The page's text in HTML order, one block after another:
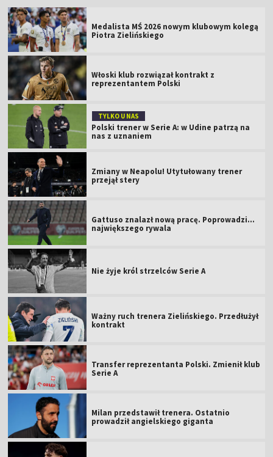
Medalista MŚ 2026 nowym klubowym kolegą
Piotra Zielińskiego
Włoski klub rozwiązał kontrakt z
reprezentantem Polski
TYLKO U NAS
Polski trener w Serie A: w Udine patrzą na
nas z uznaniem
Zmiany w Neapolu! Utytułowany trener
przejął stery
Gattuso znalazł nową pracę. Poprowadzi...
największego rywala
Nie żyje król strzelców Serie A
Ważny ruch trenera Zielińskiego. Przedłużył
kontrakt
Transfer reprezentanta Polski. Zmienił klub
Serie A
Milan przedstawił trenera. Ostatnio
prowadził angielskiego giganta